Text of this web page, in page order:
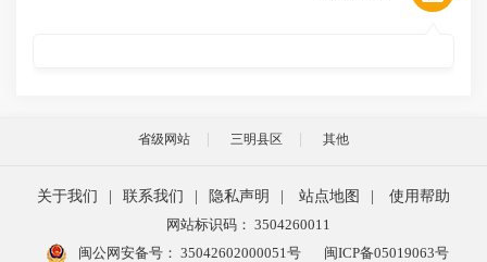
省级网站 三明县区 其他
关于我们 联系我们 隐私声明 站点地图
使用帮助
网站标识码： 3504260011
闽公网安备号： 35042602000051号 闽ICP备05019063号